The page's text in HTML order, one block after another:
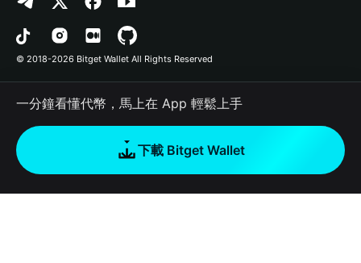
品牌資源
工作機會
Prediction Markets
DApp
RWA
如何購買加密貨幣
合約檢測
批次轉帳
Avalanche
Bitcoin
Polygon
隱私協議
用戶使用協議
© 2018-2026 Bitget Wallet All Rights Reserved
一分鐘看懂代幣，馬上在 App 輕鬆上手
下載 Bitget Wallet